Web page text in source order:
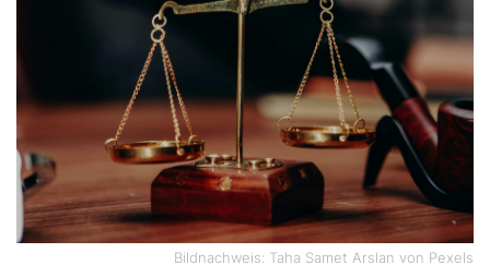
Bildnachweis: Taha Samet Arslan von Pexels